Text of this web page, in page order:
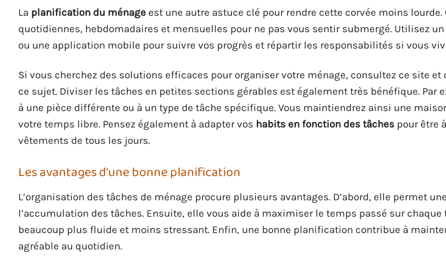
La planification du ménage est une autre astuce clé pour rendre cette corvée moins lourde.
quotidiennes, hebdomadaires et mensuelles pour ne pas vous sentir submergé. Utilisez
ou une application mobile pour suivre vos progrès et répartir les responsabilités si vous
Si vous cherchez des solutions efficaces pour organiser votre ménage, consultez ce site et
ce sujet. Diviser les tâches en petites sections gérables est également très bénéfique. Par
à une pièce différente ou à un type de tâche spécifique. Vous maintiendrez ainsi une
votre temps libre. Pensez également à adapter vos habits en fonction des tâches pour être
vêtements de tous les jours.
Les avantages d’une bonne planification
L’organisation des tâches de ménage procure plusieurs avantages. D’abord, elle permet
l’accumulation des tâches. Ensuite, elle vous aide à maximiser le temps passé sur chaque
beaucoup plus fluide et moins stressant. Enfin, une bonne planification contribue à
agréable au quotidien.